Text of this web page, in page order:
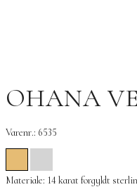
OHANA
Varenr.: 6535
Materiale: 14 karat forgyldt